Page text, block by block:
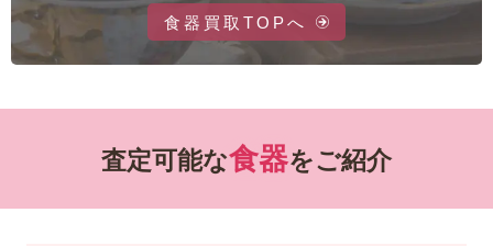
食器買取TOPへ
査定可能な食器をご紹介